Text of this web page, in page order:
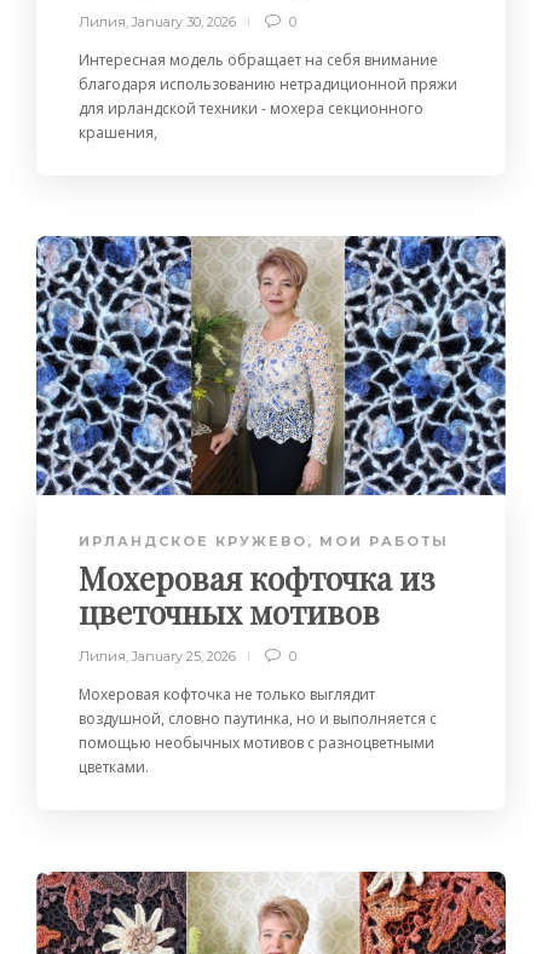
Лилия January 30, 2026 0
Интересная модель обращает на себя внимание
благодаря использованию нетрадиционной пряжи
для ирландской техники - мохера секционного
крашения,
ИРЛАНДСКОЕ КРУЖЕВО , МОИ РАБОТЫ
Мохеровая кофточка из
цветочных мотивов
Лилия, January 25, 2026 0
Мохеровая кофточка не только выглядит
воздушной, словно паутинка, но и выполняется с
помощью необычных мотивов с разноцветными
цветками.